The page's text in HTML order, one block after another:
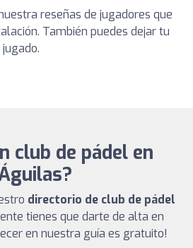
reseñas de jugadores que
También puedes dejar tu
club de pádel en
directorio de club de pádel
tienes que darte de alta en
en nuestra guía es gratuito!